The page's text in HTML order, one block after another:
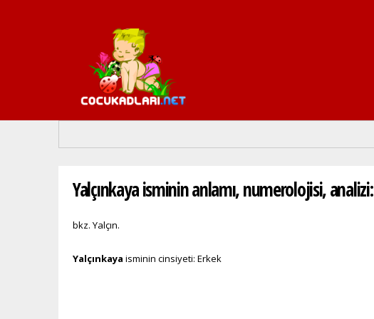
Yalçınkaya isminin anlamı, numerolojisi, analizi:
bkz. Yalçın.
Yalçınkaya isminin cinsiyeti: Erkek